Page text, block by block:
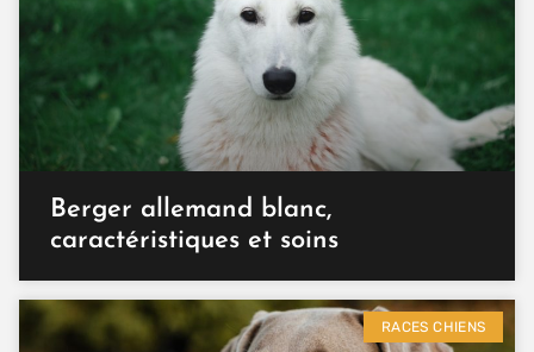
Berger allemand blanc,
caractéristiques et soins
RACES CHIENS